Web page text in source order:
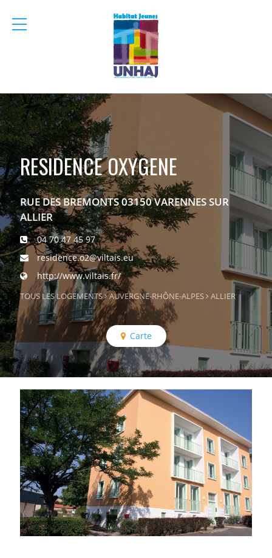
menu
RESIDENCE OXYGENE
RUE DES BREMONTS 03150 VARENNES SUR
ALLIER
04 70 47 45 97
residence.o2@viltais.eu
http://www.viltais.fr/
TOUS LES LOGEMENTS AUVERGNE-RHÔNE-ALPES ALLIER
Carte